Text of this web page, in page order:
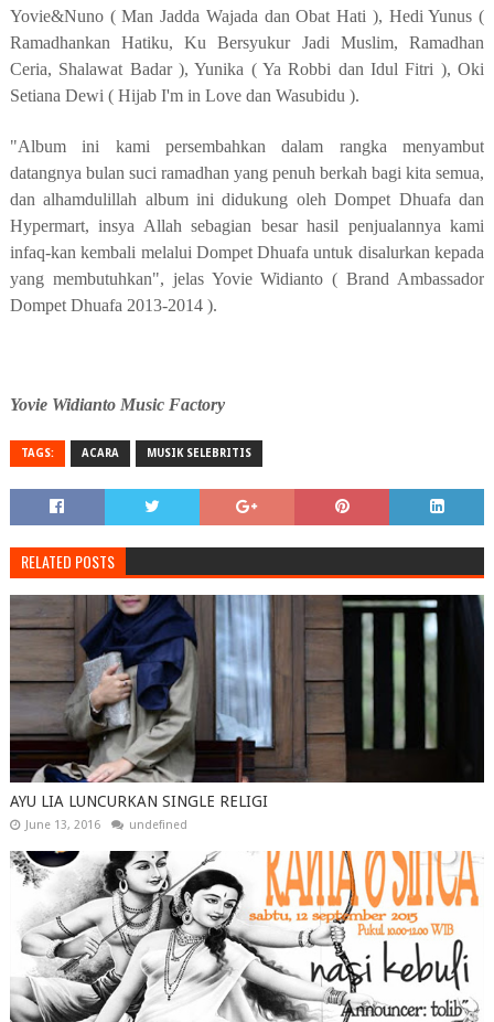
Yovie&Nuno ( Man Jadda Wajada dan Obat Hati ), Hedi Yunus (
Ramadhankan Hatiku, Ku Bersyukur Jadi Muslim, Ramadhan
Ceria, Shalawat Badar ), Yunika ( Ya Robbi dan Idul Fitri ), Oki
Setiana Dewi ( Hijab I'm in Love dan Wasubidu ).
"Album ini kami persembahkan dalam rangka menyambut
datangnya bulan suci ramadhan yang penuh berkah bagi kita semua,
dan alhamdulillah album ini didukung oleh Dompet Dhuafa dan
Hypermart, insya Allah sebagian besar hasil penjualannya kami
infaq-kan kembali melalui Dompet Dhuafa untuk disalurkan kepada
yang membutuhkan", jelas Yovie Widianto ( Brand Ambassador
Dompet Dhuafa 2013-2014 ).
Yovie Widianto Music Factory
TAGS: ACARA MUSIK SELEBRITIS
RELATED POSTS
AYU LIA LUNCURKAN SINGLE RELIGI
June 13, 2016 undefined